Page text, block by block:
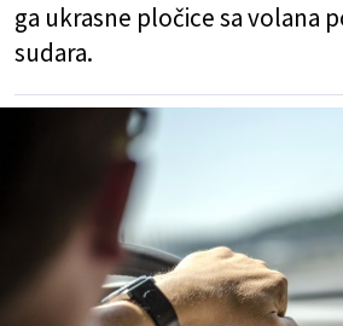
ga ukrasne pločice sa volana
sudara.